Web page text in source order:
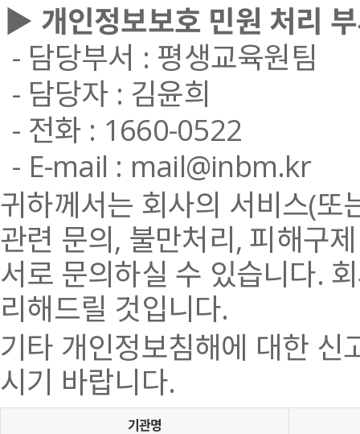
▶ 개인정보보호 민원 처리
- 담당부서 : 평생교육원팀
- 담당자 : 김윤희
- 전화 : 1660-0522
- E-mail : mail@inbm.kr
귀하께서는 회사의 서비스(또
관련 문의, 불만처리, 피해구
서로 문의하실 수 있습니다.
리해드릴 것입니다.
기타 개인정보침해에 대한 신
시기 바랍니다.
기관명